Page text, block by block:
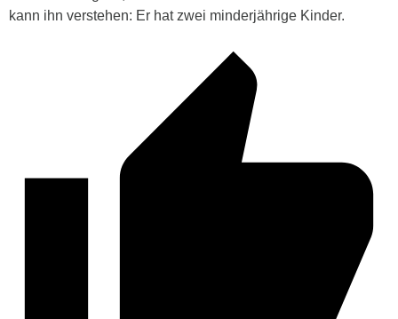
kann ihn verstehen: Er hat zwei minderjährige Kinder.